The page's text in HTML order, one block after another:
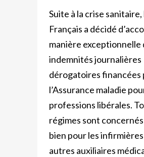
Suite à la crise sanitaire,
Français a décidé
manière exceptionnelle
indemnités journalières
dérogatoires financées
l’Assurance maladie
professions libérales.
régimes sont concernés
bien pour les
autres auxiliaires